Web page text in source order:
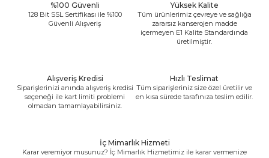
%100 Güvenli
128 Bit SSL Sertifikası ile %100
Güvenli Alışveriş
Yüksek Kalite
Tüm ürünlerimiz çevreye ve sağlığa
zararsız kanserojen madde
içermeyen E1 Kalite Standardında
üretilmiştir.
Alışveriş Kredisi
Siparişlerinizi anında alışveriş kredisi
seçeneği ile kart limiti problemi
olmadan tamamlayabilirsiniz.
Hızlı Teslimat
Tüm siparişleriniz size özel üretilir ve
en kısa sürede tarafınıza teslim edilir.
İç Mimarlık Hizmeti
Karar veremiyor musunuz? İç Mimarlık Hizmetimiz ile karar vermenize